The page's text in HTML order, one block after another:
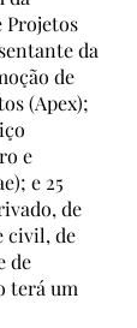
Projetos
da
de
(Apex);
e
e 25
de
civil, de
de
terá um